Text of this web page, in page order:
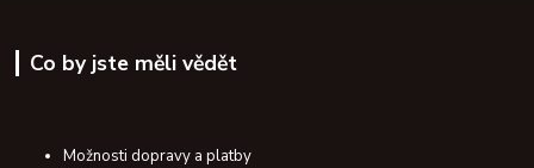
Co by jste měli vědět
Možnosti dopravy a platby